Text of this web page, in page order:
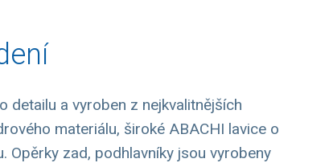
detailu a vyroben z nejkvalitnějších
materiálu, široké ABACHI lavice o
zad, podhlavníky jsou vyrobeny